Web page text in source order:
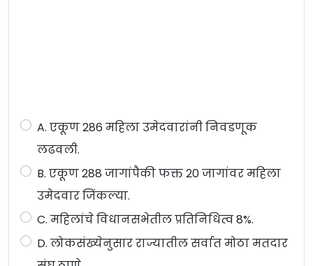
A. एकूण 286 महिला उमेदवारांनी निवडणूक
लढवली.
B. एकूण 288 जागांपैकी फक्त 20 जागांवर महिला
उमेदवार जिंकल्या.
C. महिलांचे विधानसभेतील प्रतिनिधित्व 8%.
D. लोकसंख्येनुसार राज्यातील सर्वात मोठा मतदार